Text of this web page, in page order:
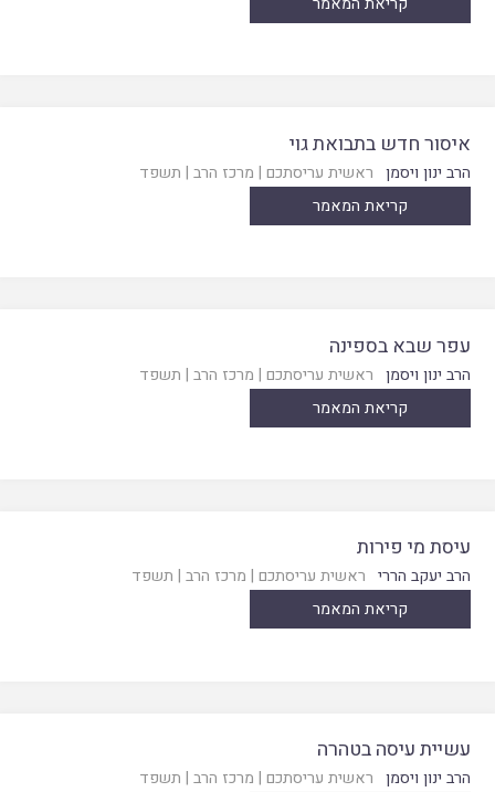
איסור חדש בתבואת גוי
הרב ינון ויסמן ראשית עריסתכם | מרכז הרב | תשפד
קריאת המאמר
עפר שבא בספינה
הרב ינון ויסמן ראשית עריסתכם | מרכז הרב | תשפד
קריאת המאמר
עיסת מי פירות
הרב יעקב הררי ראשית עריסתכם | מרכז הרב | תשפד
קריאת המאמר
עשיית עיסה בטהרה
הרב ינון ויסמן ראשית עריסתכם | מרכז הרב | תשפד